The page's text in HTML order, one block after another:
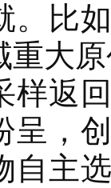
。比
重大
样返
呈，
自主